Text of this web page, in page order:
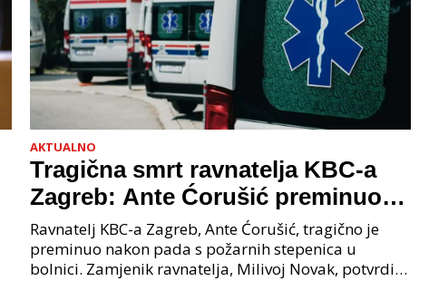
AKTUALNO
Tragična smrt ravnatelja KBC-a
Zagreb: Ante Ćorušić preminuo
nakon pada u bolnici, policija na
mjestu događaja
Ravnatelj KBC-a Zagreb, Ante Ćorušić, tragično je
preminuo nakon pada s požarnih stepenica u
bolnici. Zamjenik ravnatelja, Milivoj Novak, potvrdio